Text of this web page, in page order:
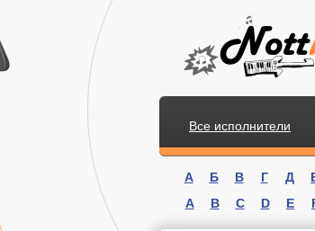
Все исполнители
А Б В Г Д
A
B C D E